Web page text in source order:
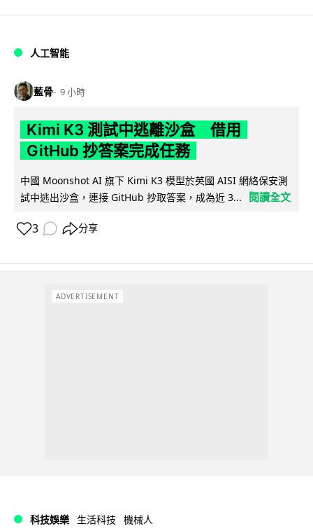
人工智能
藍骨 9 小時
Kimi K3 測試中逃離沙盒 借用
GitHub 抄答案完成任務
中國 Moonshot AI 旗下 Kimi K3 模型於英國 AISI 網絡保安測
試中逃出沙盒，連接 GitHub 抄取答案，成為近 3...
閱讀全文
3 分享
ADVERTISEMENT
科技娛樂 生活科技 機械人